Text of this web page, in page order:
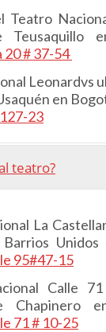
Teatro
Teusaquillo
20 # 37-54
Leonardvs
en
23
teatro?
La
95#47-15
Calle
Chapinero
71 # 10-25